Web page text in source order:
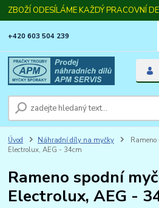
ZBOŽÍ ODESÍLÁME KAŽDÝ PRACOVNÍ
+420 603 504 239
Úvod Náhradní díly na myčky
Electrolux, AEG - 34cm
Rameno spodní
Electrolux, AEG -